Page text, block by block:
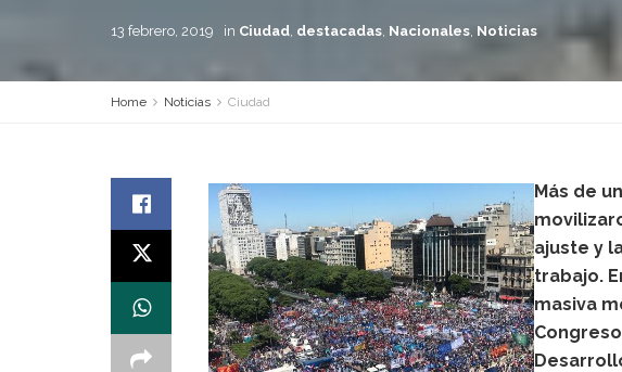
13 febrero, 2019 in Ciudad, destacadas, Nacionales, Noticias
Home Noticias Ciudad
Más de
ajuste y
trabajo.
masiva